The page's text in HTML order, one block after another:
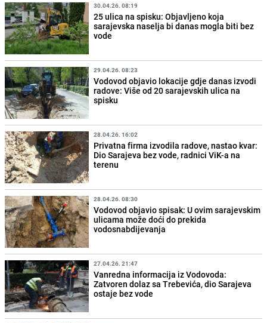
30.04.26. 08:19
25 ulica na spisku: Objavljeno koja
sarajevska naselja bi danas mogla biti bez
vode
29.04.26. 08:23
Vodovod objavio lokacije gdje danas izvodi
radove: Više od 20 sarajevskih ulica na
spisku
28.04.26. 16:02
Privatna firma izvodila radove, nastao kvar:
Dio Sarajeva bez vode, radnici ViK-a na
terenu
28.04.26. 08:30
Vodovod objavio spisak: U ovim sarajevskim
ulicama može doći do prekida
vodosnabdijevanja
27.04.26. 21:47
Vanredna informacija iz Vodovoda:
Zatvoren dolaz sa Trebevića, dio Sarajeva
ostaje bez vode